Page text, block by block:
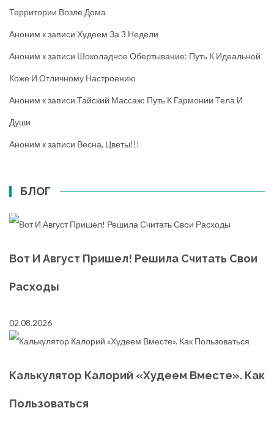
Территории Возле Дома
Аноним к записи Худеем За 3 Недели
Аноним к записи Шоколадное Обертывание: Путь К Идеальной
Коже И Отличному Настроению
Аноним к записи Тайский Массаж: Путь К Гармонии Тела И
Души
Аноним к записи Весна, Цветы!!!
БЛОГ
Вот И Август Пришел! Решила Считать Свои
Расходы
02.08.2026
Калькулятор Калорий «Худеем Вместе». Как
Пользоваться